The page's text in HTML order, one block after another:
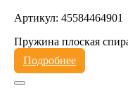
Артикул: 45584464901
Пружина плоская
Подробнее